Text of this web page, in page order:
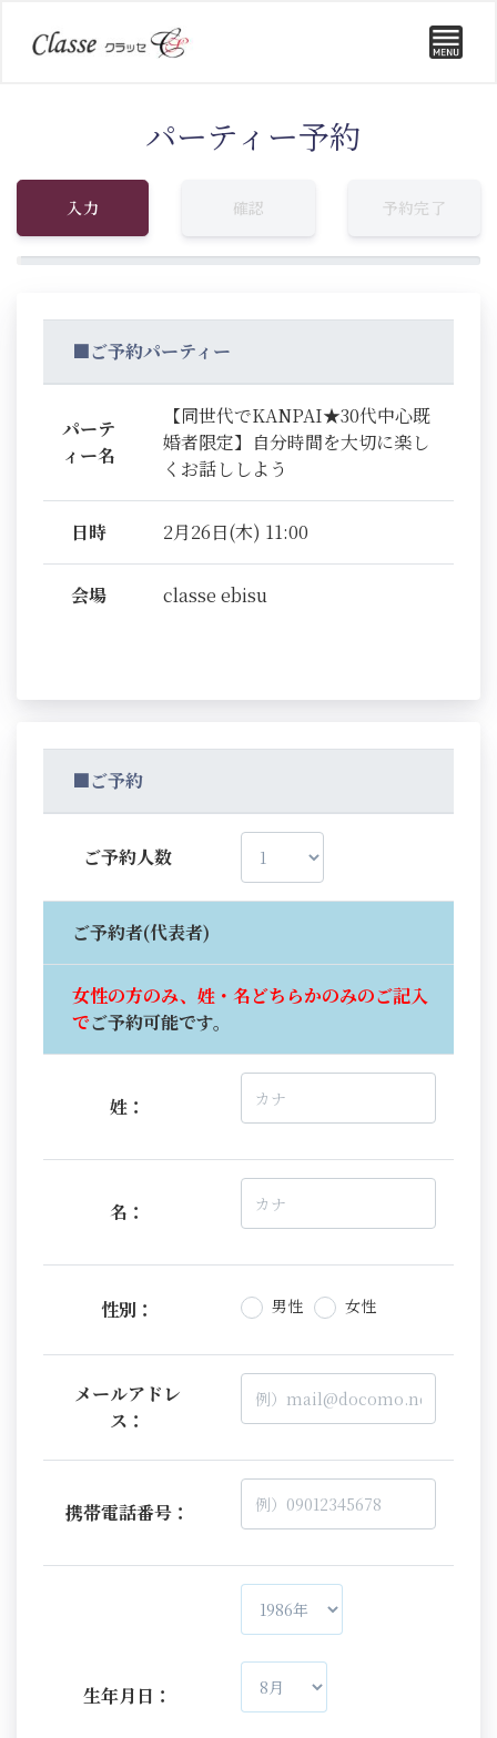
パーティー予約
入力 確認 予約完了
■ご予約パーティー
パーテ
ィー名
【同世代でKANPAI★30代中心既
婚者限定】自分時間を大切に楽し
くお話ししよう
日時 2月26日(木) 11:00
会場 classe ebisu
■ご予約
ご予約人数
ご予約者(代表者)
女性の方のみ、姓・名どちらかのみのご記入
でご予約可能です。
姓：
名：
性別： 男性 女性
メールアドレ
ス：
携帯電話番号：
生年月日：